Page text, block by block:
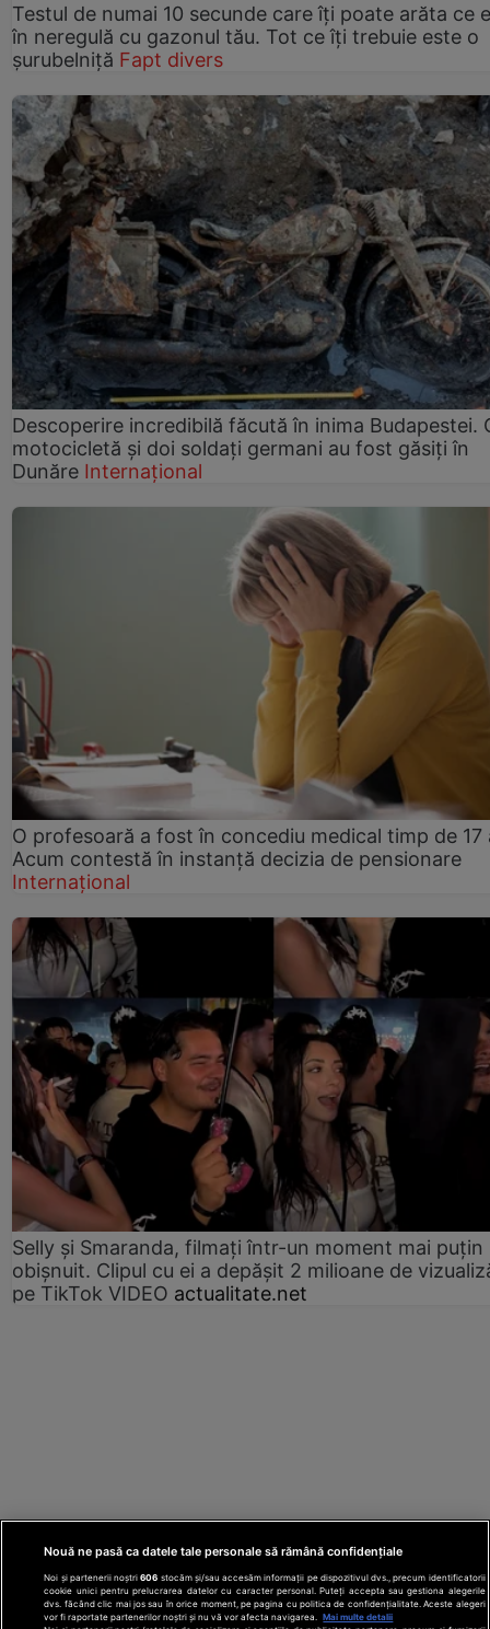
Testul de numai 10 secunde care îți poate arăta ce
în neregulă cu gazonul tău. Tot ce îți trebuie este o
șurubelniță Fapt divers
Descoperire incredibilă făcută în inima Budapestei.
motocicletă și doi soldați germani au fost găsiți în
Dunăre Internațional
O profesoară a fost în concediu medical timp de 17
Acum contestă în instanță decizia de pensionare
Internațional
Selly și Smaranda, filmați într-un moment mai puțin
obișnuit. Clipul cu ei a depășit 2 milioane de
pe TikTok VIDEO actualitate.net
Nouă ne pasă ca datele tale personale să rămână confidențiale
Noi și partenerii noștri606 stocăm și/sau accesăm informații pe dispozitivul dvs., precum identificatorii
cookie unici pentru prelucrarea datelor cu caracter personal. Puteți accepta sau gestiona alegerile
dvs. făcând clic mai jos sau în orice moment, pe pagina cu politica de confidențialitate. Aceste alegeri
vor fi raportate partenerilor noștri și nu vă vor afecta navigarea.
Mai multe detalii